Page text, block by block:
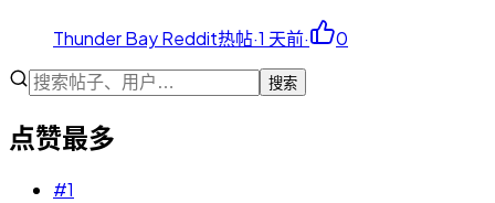
Thunder Bay Reddit热帖·1 天前· 0
搜索
点赞最多
#1